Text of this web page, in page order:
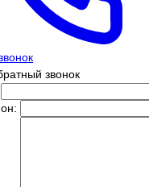
звонок